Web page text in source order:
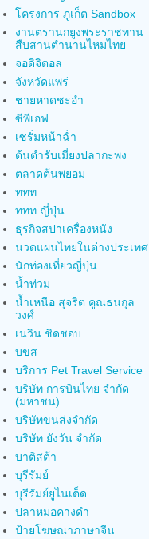
โครงการ ภูเก็ต Sandbox
งานตรานกยูงพระราชทาน
สืบสานตำนานไหมไทย
จอดิจิตอล
จังหวัดแพร่
ชายหาดชะอำ
ซีพีเอฟ
เซรั่มหน้าฉ่ำ
ต้นตำรับเมี่ยงปลากะพง
ตลาดต้นพยอม
ททท
ททท ญี่ปุ่น
ธุรกิจสปาเครื่องหนัง
นวดแผนไทยในต่างประเทศ
นักท่องเที่ยวญี่ปุ่น
น้ำท่วม
น้ำเหนือ สุจริต คูณธนกุล
วงศ์
เนวิน ชิดชอบ
บขส
บริการ Pet Travel Service
บริษัท การบินไทย จำกัด
(มหาชน)
บริษัทขนส่งจำกัด
บริษัท ยังวัน จำกัด
บาติสต้า
บุรีรัมย์
บุรีรัมย์ยูไนเต็ด
ปลาหมอคางดำ
ป้ายโฆษณาภาษาจีน